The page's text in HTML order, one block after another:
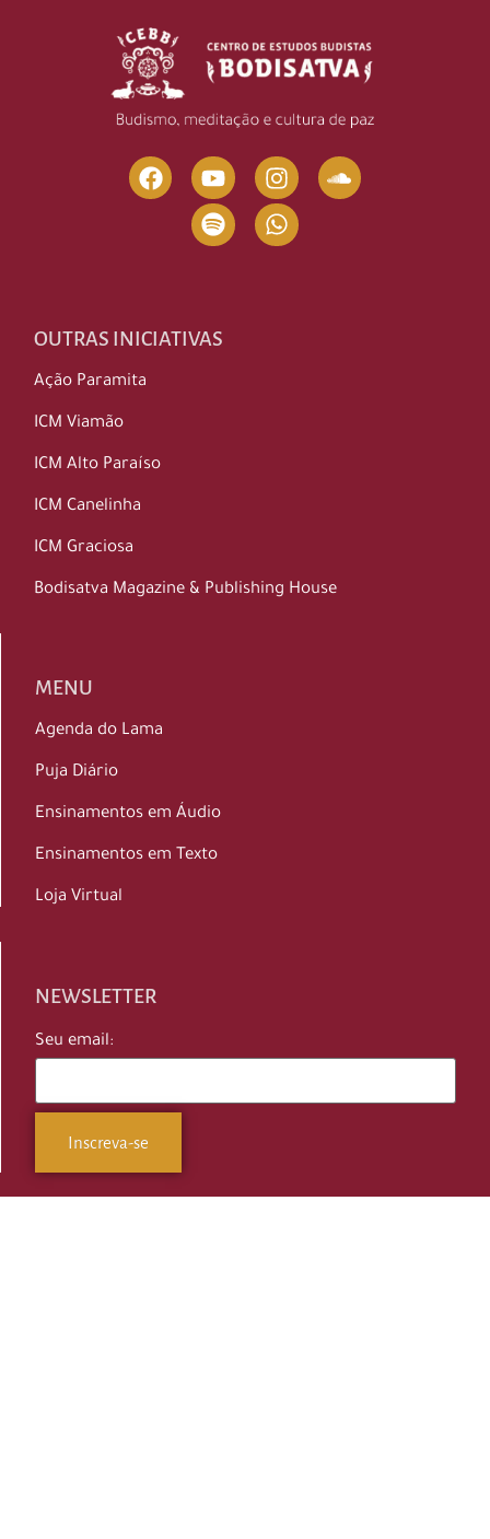
OUTRAS INICIATIVAS
Ação Paramita
ICM Viamão
ICM Alto Paraíso
ICM Canelinha
ICM Graciosa
Bodisatva Magazine & Publishing House
MENU
Agenda do Lama
Puja Diário
Ensinamentos em Áudio
Ensinamentos em Texto
Loja Virtual
NEWSLETTER
Seu email: